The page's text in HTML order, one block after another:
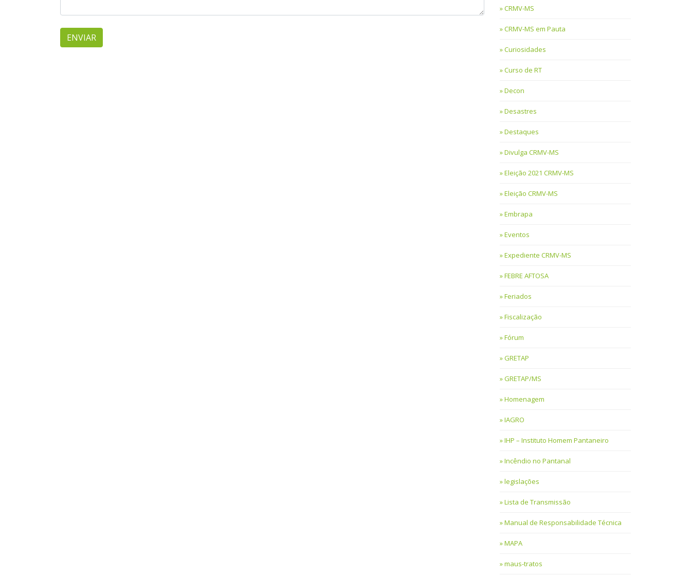
CRMV-MS
CRMV-MS em Pauta
Curiosidades
Curso de RT
Decon
Desastres
Destaques
Divulga CRMV-MS
Eleição 2021 CRMV-MS
Eleição CRMV-MS
Embrapa
Eventos
Expediente CRMV-MS
FEBRE AFTOSA
Feriados
Fiscalização
Fórum
GRETAP
GRETAP/MS
Homenagem
IAGRO
IHP – Instituto Homem Pantaneiro
Incêndio no Pantanal
legislações
Lista de Transmissão
Manual de Responsabilidade Técnica
MAPA
maus-tratos